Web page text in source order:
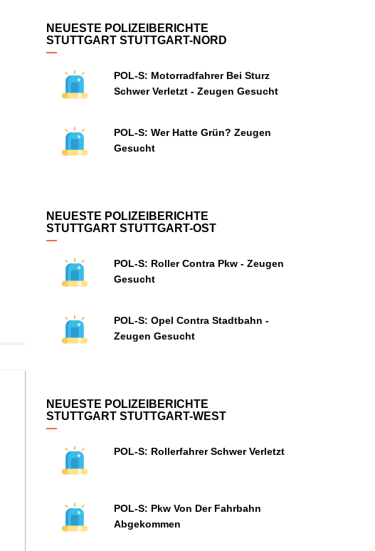
NEUESTE POLIZEIBERICHTE
STUTTGART STUTTGART-NORD
POL-S: Motorradfahrer Bei Sturz
Schwer Verletzt - Zeugen Gesucht
POL-S: Wer Hatte Grün? Zeugen
Gesucht
NEUESTE POLIZEIBERICHTE
STUTTGART STUTTGART-OST
POL-S: Roller Contra Pkw - Zeugen
Gesucht
POL-S: Opel Contra Stadtbahn -
Zeugen Gesucht
NEUESTE POLIZEIBERICHTE
STUTTGART STUTTGART-WEST
POL-S: Rollerfahrer Schwer Verletzt
POL-S: Pkw Von Der Fahrbahn
Abgekommen